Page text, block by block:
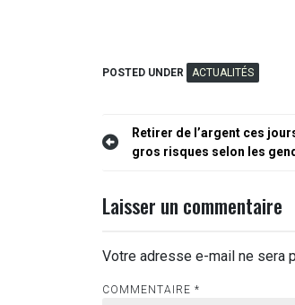
POSTED UNDER ACTUALITÉS
Navigation
l’article
Retirer de l’argent ces
gros risques selon les
Laisser un commentaire
Votre adresse e-mail ne sera
COMMENTAIRE *